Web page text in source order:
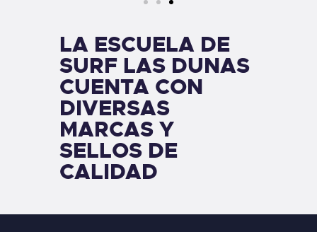
LA ESCUELA DE
SURF LAS DUNAS
CUENTA CON
DIVERSAS
MARCAS Y
SELLOS DE
CALIDAD